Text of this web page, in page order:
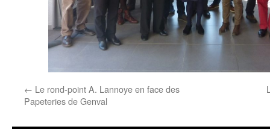
← Le rond-point A. Lannoye en face des
Papeteries de Genval